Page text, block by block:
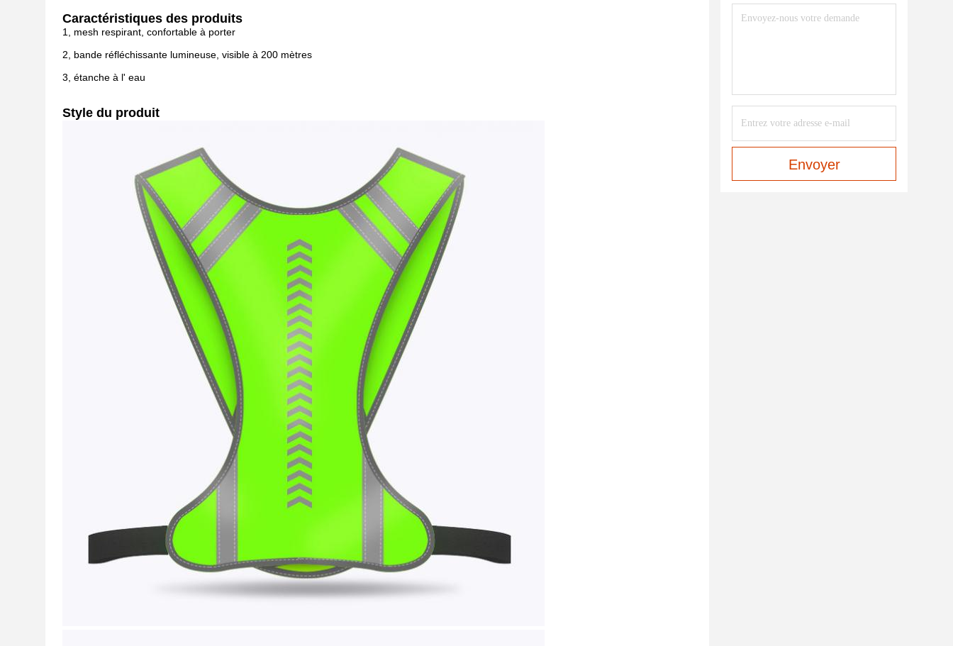
Caractéristiques des produits
1, mesh respirant, confortable à porter
2, bande réfléchissante lumineuse, visible à 200 mètres
3, étanche à l' eau
Style du produit
Envoyer